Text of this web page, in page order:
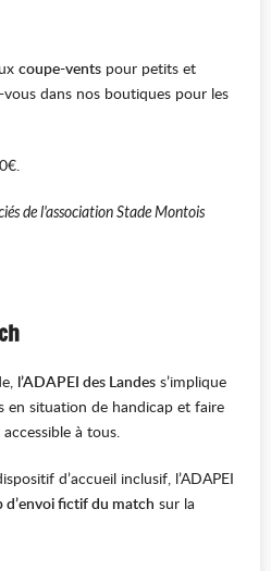
coupe-vents pour petits et
dans nos boutiques pour les
de l'association Stade Montois
l’ADAPEI des Landes s’implique
en situation de handicap et faire
à tous.
d’accueil inclusif, l’ADAPEI
d’envoi fictif du match sur la